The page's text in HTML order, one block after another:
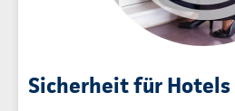
Sicherheit für Hotels